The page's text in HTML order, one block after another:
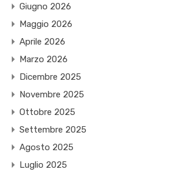
Giugno 2026
Maggio 2026
Aprile 2026
Marzo 2026
Dicembre 2025
Novembre 2025
Ottobre 2025
Settembre 2025
Agosto 2025
Luglio 2025